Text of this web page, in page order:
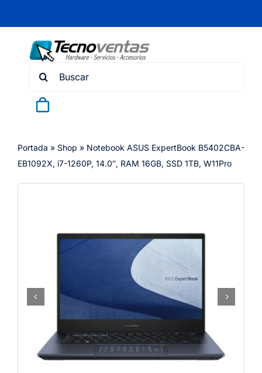
content
Search
Portada » Shop » Notebook ASUS ExpertBook B5402CBA-
EB1092X, i7-1260P, 14.0″, RAM 16GB, SSD 1TB, W11Pro